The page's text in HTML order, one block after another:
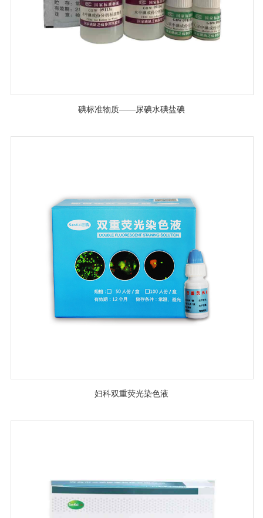
碘标准物质——尿碘水碘盐碘
妇科双重荧光染色液